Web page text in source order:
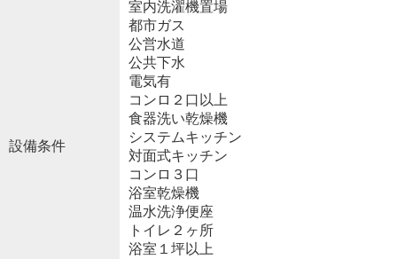
設備条件
室内洗濯機置場
都市ガス
公営水道
公共下水
電気有
コンロ２口以上
食器洗い乾燥機
システムキッチン
対面式キッチン
コンロ３口
浴室乾燥機
温水洗浄便座
トイレ２ヶ所
浴室１坪以上